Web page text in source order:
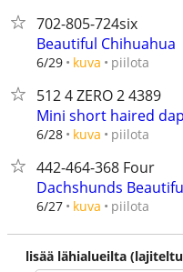
702-805-724six
Beautiful Chihuahua
6/29 kuva piilota
512 4 ZERO 2 4389
Mini short haired
6/28 kuva piilota
442-464-368 Four
Dachshunds
6/27 kuva piilota
lisää lähialueilta